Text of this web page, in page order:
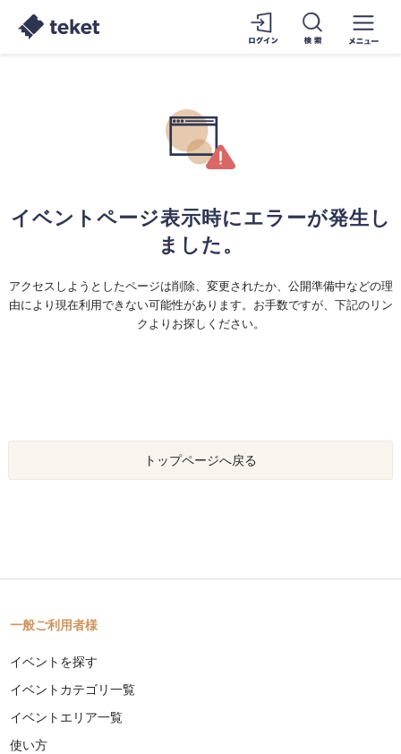
イベントページ表示時にエラーが発生し
ました。
アクセスしようとしたページは削除、変更されたか、公開準備中などの理
由により現在利用できない可能性があります。お手数ですが、下記のリン
クよりお探しください。
トップページへ戻る
一般ご利用者様
イベントを探す
イベントカテゴリ一覧
イベントエリア一覧
使い方